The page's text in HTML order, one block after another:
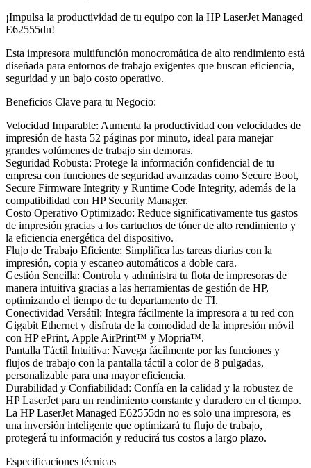
¡Impulsa la productividad de tu equipo con la HP LaserJet Managed
E62555dn!
Esta impresora multifunción monocromática de alto rendimiento está
diseñada para entornos de trabajo exigentes que buscan eficiencia,
seguridad y un bajo costo operativo.
Beneficios Clave para tu Negocio:
Velocidad Imparable: Aumenta la productividad con velocidades de
impresión de hasta 52 páginas por minuto, ideal para manejar
grandes volúmenes de trabajo sin demoras.
Seguridad Robusta: Protege la información confidencial de tu
empresa con funciones de seguridad avanzadas como Secure Boot,
Secure Firmware Integrity y Runtime Code Integrity, además de la
compatibilidad con HP Security Manager.
Costo Operativo Optimizado: Reduce significativamente tus gastos
de impresión gracias a los cartuchos de tóner de alto rendimiento y
la eficiencia energética del dispositivo.
Flujo de Trabajo Eficiente: Simplifica las tareas diarias con la
impresión, copia y escaneo automáticos a doble cara.
Gestión Sencilla: Controla y administra tu flota de impresoras de
manera intuitiva gracias a las herramientas de gestión de HP,
optimizando el tiempo de tu departamento de TI.
Conectividad Versátil: Integra fácilmente la impresora a tu red con
Gigabit Ethernet y disfruta de la comodidad de la impresión móvil
con HP ePrint, Apple AirPrint™ y Mopria™.
Pantalla Táctil Intuitiva: Navega fácilmente por las funciones y
flujos de trabajo con la pantalla táctil a color de 8 pulgadas,
personalizable para una mayor eficiencia.
Durabilidad y Confiabilidad: Confía en la calidad y la robustez de
HP LaserJet para un rendimiento constante y duradero en el tiempo.
La HP LaserJet Managed E62555dn no es solo una impresora, es
una inversión inteligente que optimizará tu flujo de trabajo,
protegerá tu información y reducirá tus costos a largo plazo.
Especificaciones técnicas